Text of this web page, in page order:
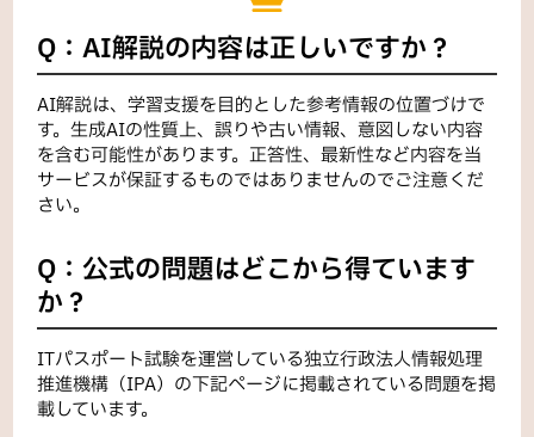
Q：AI解説の内容は正しいですか？
AI解説は、学習支援を目的とした参考情報の位置づけで
す。生成AIの性質上、誤りや古い情報、意図しない内容
を含む可能性があります。正答性、最新性など内容を当
サービスが保証するものではありませんのでご注意くだ
さい。
Q：公式の問題はどこから得ています
か？
ITパスポート試験を運営している独立行政法人情報処理
推進機構（IPA）の下記ページに掲載されている問題を掲
載しています。